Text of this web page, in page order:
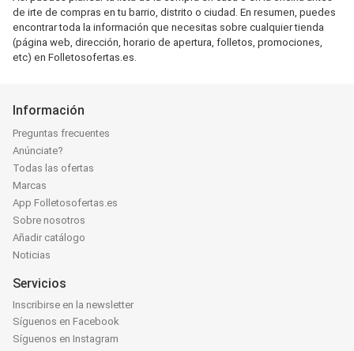
de irte de compras en tu barrio, distrito o ciudad. En resumen, puedes
encontrar toda la información que necesitas sobre cualquier tienda
(página web, dirección, horario de apertura, folletos, promociones,
etc) en Folletosofertas.es.
Información
Preguntas frecuentes
Anúnciate?
Todas las ofertas
Marcas
App Folletosofertas.es
Sobre nosotros
Añadir catálogo
Noticias
Servicios
Inscribirse en la newsletter
Síguenos en Facebook
Síguenos en Instagram